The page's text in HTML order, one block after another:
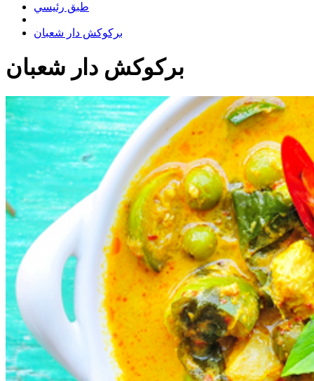
طبق رئيسي
بركوكش دار شعبان
بركوكش دار شعبان